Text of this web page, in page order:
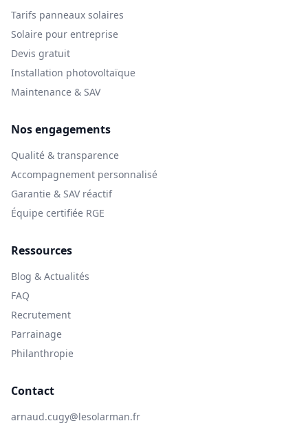
Tarifs panneaux solaires
Solaire pour entreprise
Devis gratuit
Installation photovoltaïque
Maintenance & SAV
Nos engagements
Qualité & transparence
Accompagnement personnalisé
Garantie & SAV réactif
Équipe certifiée RGE
Ressources
Blog & Actualités
FAQ
Recrutement
Parrainage
Philanthropie
Contact
arnaud.cugy@lesolarman.fr